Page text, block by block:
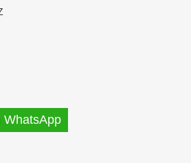
WhatsApp